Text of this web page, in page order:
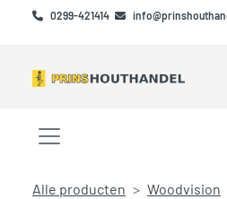
0299-421414
Menu openen/sluiten
Alle producten
Woodvision